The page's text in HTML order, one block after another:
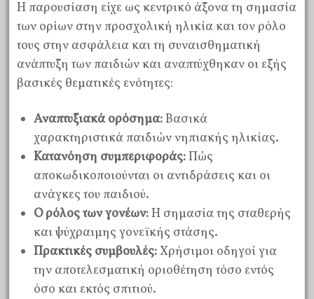
Η παρουσίαση είχε ως κεντρικό άξονα τη σημασία
των ορίων στην προσχολική ηλικία και τον ρόλο
τους στην ασφάλεια και τη συναισθηματική
ανάπτυξη των παιδιών και αναπτύχθηκαν οι εξής
βασικές θεματικές ενότητες:
Αναπτυξιακά ορόσημα:Βασικά
χαρακτηριστικά παιδιών νηπιακής ηλικίας.
Κατανόηση συμπεριφοράς:Πώς
αποκωδικοποιούνται οι αντιδράσεις και οι
ανάγκες του παιδιού.
Ο ρόλος των γονέων:Η σημασία της σταθερής
και ψύχραιμης γονεϊκής στάσης.
Πρακτικές συμβουλές:Χρήσιμοι οδηγοί για
την αποτελεσματική οριοθέτηση τόσο εντός
όσο και εκτός σπιτιού.